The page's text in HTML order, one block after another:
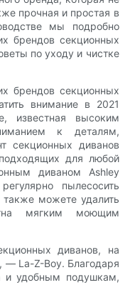
прочная и простая в
мы подробно
брендов секционных
по уходу и чистке
брендов секционных
внимание в 2021
известная высоким
к деталям,
секционных диванов
для любой
диваном Ashley
пылесосить
можете удалить
мягким моющим
диванов, на
— La-Z-Boy. Благодаря
и удобным подушкам,